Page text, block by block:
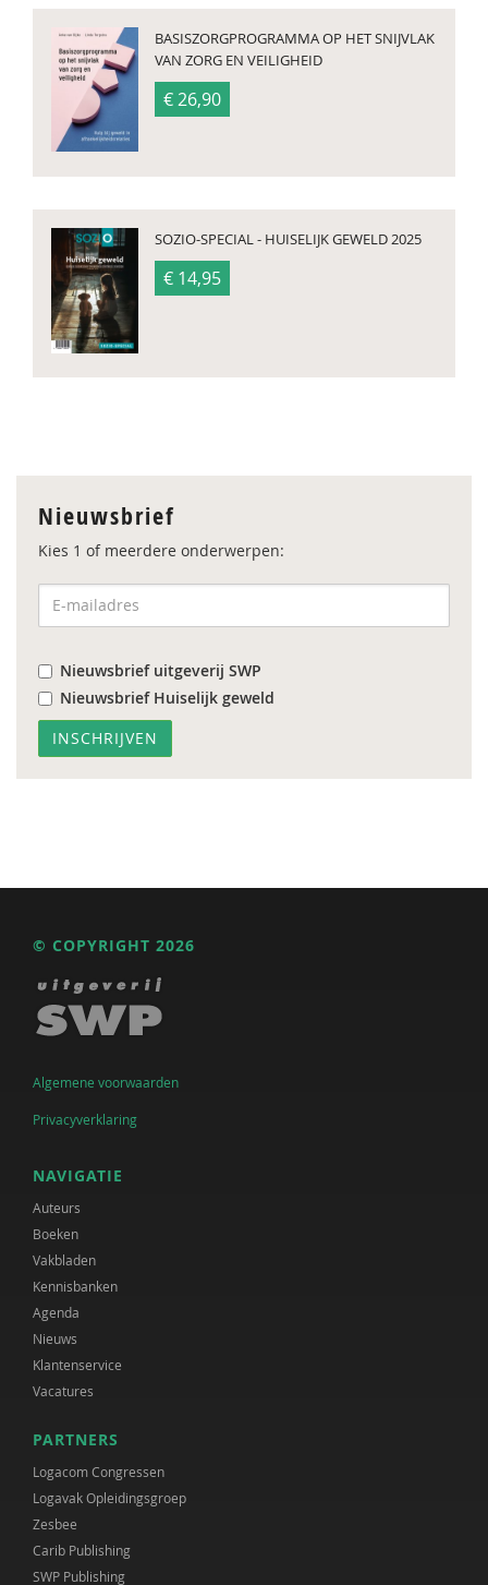
BASISZORGPROGRAMMA OP HET SNIJVLAK
VAN ZORG EN VEILIGHEID
€ 26,90
SOZIO-SPECIAL - HUISELIJK GEWELD 2025
€ 14,95
Nieuwsbrief
Kies 1 of meerdere onderwerpen:
Nieuwsbrief uitgeverij SWP
Nieuwsbrief Huiselijk geweld
© COPYRIGHT 2026
Algemene voorwaarden
Privacyverklaring
NAVIGATIE
Auteurs
Boeken
Vakbladen
Kennisbanken
Agenda
Nieuws
Klantenservice
Vacatures
PARTNERS
Logacom Congressen
Logavak Opleidingsgroep
Zesbee
Carib Publishing
SWP Publishing